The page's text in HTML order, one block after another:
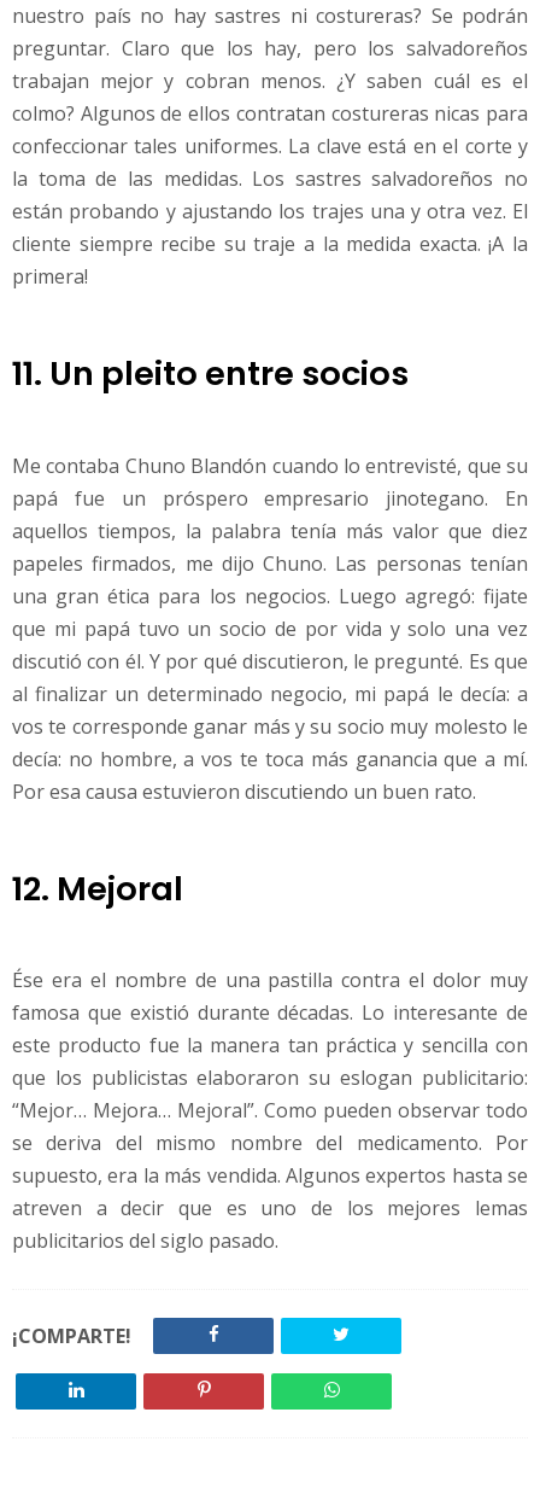
nuestro país no hay sastres ni costureras? Se podrán
preguntar. Claro que los hay, pero los salvadoreños
trabajan mejor y cobran menos. ¿Y saben cuál es el
colmo? Algunos de ellos contratan costureras nicas para
confeccionar tales uniformes. La clave está en el corte y
la toma de las medidas. Los sastres salvadoreños no
están probando y ajustando los trajes una y otra vez. El
cliente siempre recibe su traje a la medida exacta. ¡A la
primera!
11. Un pleito entre socios
Me contaba Chuno Blandón cuando lo entrevisté, que su
papá fue un próspero empresario jinotegano. En
aquellos tiempos, la palabra tenía más valor que diez
papeles firmados, me dijo Chuno. Las personas tenían
una gran ética para los negocios. Luego agregó: fijate
que mi papá tuvo un socio de por vida y solo una vez
discutió con él. Y por qué discutieron, le pregunté. Es que
al finalizar un determinado negocio, mi papá le decía: a
vos te corresponde ganar más y su socio muy molesto le
decía: no hombre, a vos te toca más ganancia que a mí.
Por esa causa estuvieron discutiendo un buen rato.
12. Mejoral
Ése era el nombre de una pastilla contra el dolor muy
famosa que existió durante décadas. Lo interesante de
este producto fue la manera tan práctica y sencilla con
que los publicistas elaboraron su eslogan publicitario:
“Mejor… Mejora… Mejoral”. Como pueden observar todo
se deriva del mismo nombre del medicamento. Por
supuesto, era la más vendida. Algunos expertos hasta se
atreven a decir que es uno de los mejores lemas
publicitarios del siglo pasado.
¡COMPARTE!